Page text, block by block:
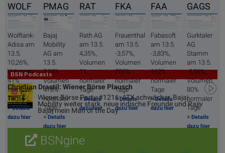
WOLF
Wolftank-
Adisa am
13.5.
10,26%,
Volumen
41%
normaler
Tage
»Details
dazu hier
PMAG
Bajaj
Mobility
AG am
13.5.
7,33%,
Volumen
478%
normaler
Tage
»Details
dazu hier
RAT
Rath AG
am 13.5.
4,35%,
Volumen
1%
normaler
Tage
»Details
dazu hier
FKA
Frauenthal
am 13.5.
-3,57%,
Volumen
700%
normaler
Tage
»Details
dazu hier
FAA
Fabasoft
am 13.5.
-3,83%,
Volumen
162%
normaler
Tage
»Details
dazu hier
GAGS
Gurktaler
AG
Stamm
am 13.5.
-5,56%,
Volumen
80%
normaler
Tage
» Details
dazu hier
BSN Podcasts
Christian Drastil: Wiener Börse Plausch
Wiener Börse Party #1216: ATX schwächer, Bajaj
Mobility weiter stark, neue indische Freunde und Rajiv
Bajaj mein Man of the Day
BSNgine